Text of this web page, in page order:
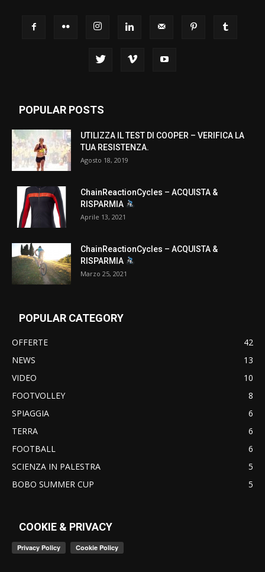
POPULAR POSTS
UTILIZZA IL TEST DI COOPER – VERIFICA LA
TUA RESISTENZA.
Agosto 18, 2019
ChainReactionCycles – ACQUISTA &
RISPARMIA
Aprile 13, 2021
ChainReactionCycles – ACQUISTA &
RISPARMIA
Marzo 25, 2021
POPULAR CATEGORY
OFFERTE
42
NEWS
13
VIDEO
10
FOOTVOLLEY
8
SPIAGGIA
6
TERRA
6
FOOTBALL
6
SCIENZA IN PALESTRA
5
BOBO SUMMER CUP
5
COOKIE & PRIVACY